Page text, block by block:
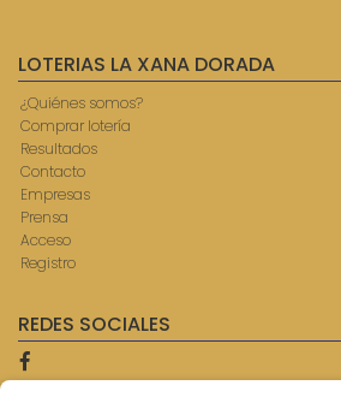
LOTERIAS LA XANA DORADA
¿Quiénes somos?
Comprar lotería
Resultados
Contacto
Empresas
Prensa
Acceso
Registro
REDES SOCIALES